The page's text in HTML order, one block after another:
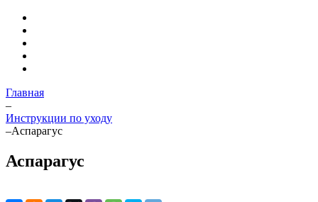
Главная
–
Инструкции по уходу
–Аспарагус
Аспарагус